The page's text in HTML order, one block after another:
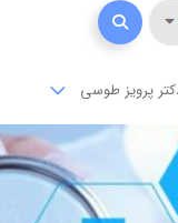
پرویز طوسی